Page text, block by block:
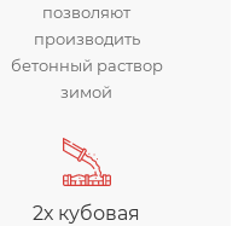
позволяют
производить
бетонный раствор
зимой
2х кубовая